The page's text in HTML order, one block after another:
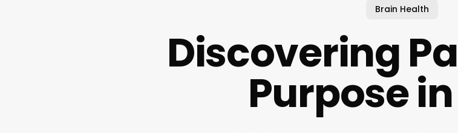
Brain Health
Discovering
Purpose